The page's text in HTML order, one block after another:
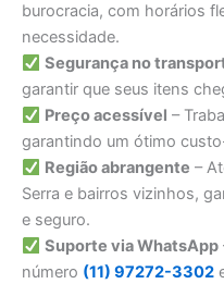
burocracia, com horários
necessidade.
Segurança no
garantir que seus itens
Preço acessível –
garantindo um ótimo
Região abrangente –
Serra e bairros vizinhos,
e seguro.
Suporte via WhatsApp
número (11) 97272-3302